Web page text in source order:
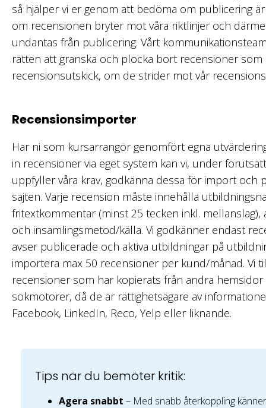
så hjälper vi er genom att bedöma om publicering
om recensionen bryter mot våra riktlinjer och
undantas från publicering. Vårt
rätten att granska och plocka bort recensioner som
recensionsutskick, om de strider mot vår
Recensionsimporter
Har ni som kursarrangör genomfört egna
in recensioner via eget system kan vi, under
uppfyller våra krav, godkänna dessa för import och
sajten. Varje recension måste innehålla
fritextkommentar (minst 25 tecken inkl. mellanslag),
och insamlingsmetod/källa. Vi godkänner endast
avser publicerade och aktiva utbildningar på
importera max 50 recensioner per kund/månad. Vi
recensioner som har kopierats från andra
sökmotorer, då de är rättighetsägare av
Facebook, LinkedIn, Reco, Yelp eller liknande.
Tips när du bemöter kritik:
Agera snabbt – Med snabb återkoppling